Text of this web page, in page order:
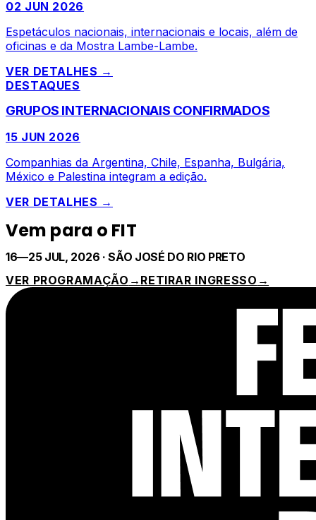
02 JUN 2026
Espetáculos nacionais, internacionais e locais, além de
oficinas e da Mostra Lambe-Lambe.
VER DETALHES →
DESTAQUES
GRUPOS INTERNACIONAIS CONFIRMADOS
15 JUN 2026
Companhias da Argentina, Chile, Espanha, Bulgária,
México e Palestina integram a edição.
VER DETALHES →
Vem para o FIT
16—25 JUL, 2026 ·SÃO JOSÉ DO RIO PRETO
VER PROGRAMAÇÃO → RETIRAR INGRESSO →